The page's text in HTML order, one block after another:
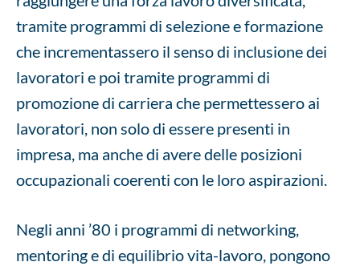
tramite programmi di selezione e formazione
che incrementassero il senso di inclusione dei
lavoratori e poi tramite programmi di
promozione di carriera che permettessero ai
lavoratori, non solo di essere presenti in
impresa, ma anche di avere delle posizioni
occupazionali coerenti con le loro aspirazioni.
Negli anni ’80 i programmi di networking,
mentoring e di equilibrio vita-lavoro, pongono